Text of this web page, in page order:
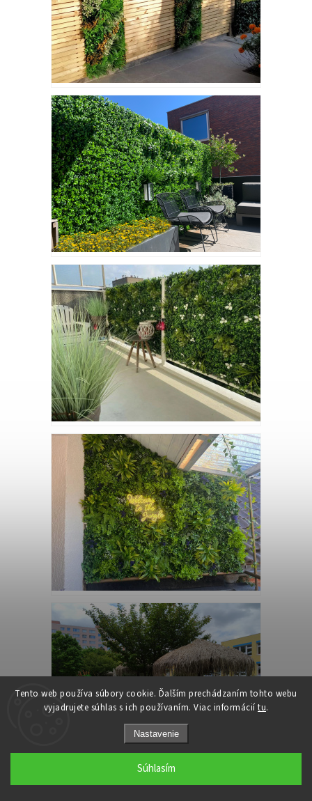
Tento web používa súbory cookie. Ďalším prechádzaním tohto webu
vyjadrujete súhlas s ich používaním. Viac informácií tu.
Nastavenie
Súhlasím